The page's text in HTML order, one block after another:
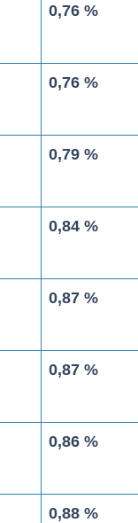
0,76 %
0,76 %
0,79 %
0,84 %
0,87 %
0,87 %
0,86 %
0,88 %